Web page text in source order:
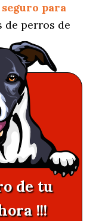
seguro para
de perros de
de tu
!!!